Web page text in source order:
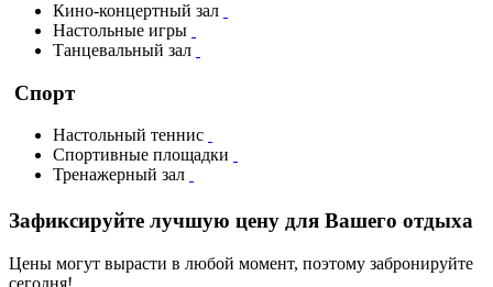
Кино-концертный зал
Настольные игры
Танцевальный зал
Спорт
Настольный теннис
Спортивные площадки
Тренажерный зал
Зафиксируйте лучшую цену для Вашего отдыха
Цены могут вырасти в любой момент, поэтому забронируйте
сегодня!